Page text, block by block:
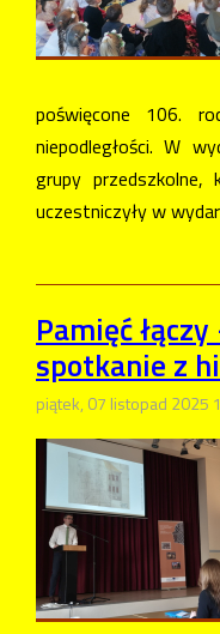
poświęcone 106.
niepodległości. W
grupy przedszkolne,
uczestniczyły w
Pamięć
spotkanie z
piątek, 07 listopad 2025